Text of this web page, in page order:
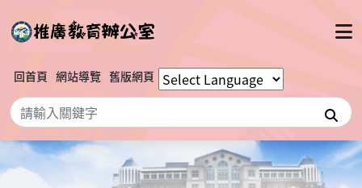
回首頁 網站導覽 舊版網頁
搜尋